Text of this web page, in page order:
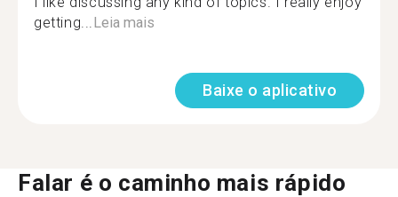
getting... Leia mais
Baixe o aplicativo
Falar é o caminho mais rápido